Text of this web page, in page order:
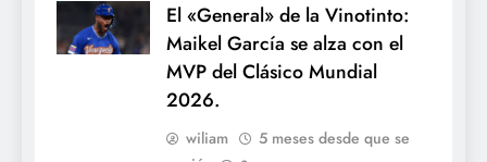
El «General» de la Vinotinto:
Maikel García se alza con el
MVP del Clásico Mundial
2026.
wiliam
5 meses desde que se